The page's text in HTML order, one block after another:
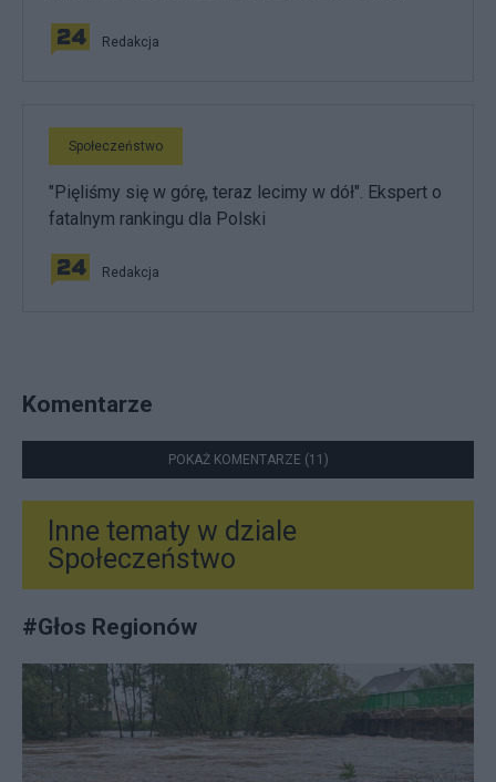
Redakcja
Społeczeństwo
"Pięliśmy się w górę, teraz lecimy w dół". Ekspert o
fatalnym rankingu dla Polski
Redakcja
Komentarze
POKAŻ KOMENTARZE (11)
Inne tematy w dziale
Społeczeństwo
#Głos Regionów